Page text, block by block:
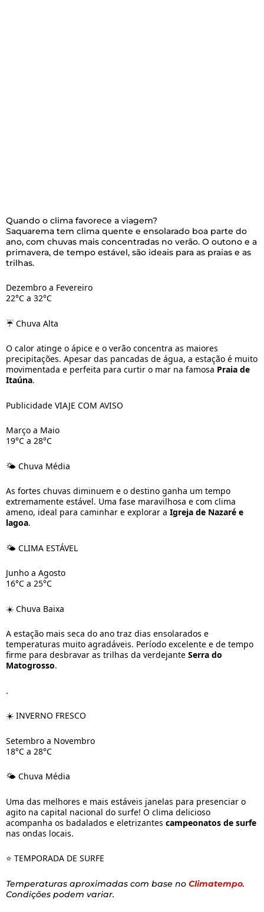
Quando o clima favorece a viagem?
Saquarema tem clima quente e ensolarado boa parte do
ano, com chuvas mais concentradas no verão. O outono e a
primavera, de tempo estável, são ideais para as praias e as
trilhas.
Dezembro a Fevereiro
22°C a 32°C
☔ Chuva Alta
O calor atinge o ápice e o verão concentra as maiores
precipitações. Apesar das pancadas de água, a estação é muito
movimentada e perfeita para curtir o mar na famosa Praia de
Itaúna.
Publicidade VIAJE COM AVISO
Março a Maio
19°C a 28°C
🌤️ Chuva Média
As fortes chuvas diminuem e o destino ganha um tempo
extremamente estável. Uma fase maravilhosa e com clima
ameno, ideal para caminhar e explorar a Igreja de Nazaré e
lagoa.
🌤️ CLIMA ESTÁVEL
Junho a Agosto
16°C a 25°C
☀️ Chuva Baixa
A estação mais seca do ano traz dias ensolarados e
temperaturas muito agradáveis. Período excelente e de tempo
firme para desbravar as trilhas da verdejante Serra do
Matogrosso.
.
☀️ INVERNO FRESCO
Setembro a Novembro
18°C a 28°C
🌤️ Chuva Média
Uma das melhores e mais estáveis janelas para presenciar o
agito na capital nacional do surfe! O clima delicioso
acompanha os badalados e eletrizantes campeonatos de surfe
nas ondas locais.
⭐ TEMPORADA DE SURFE
Temperaturas aproximadas com base no Climatempo.
Condições podem variar.